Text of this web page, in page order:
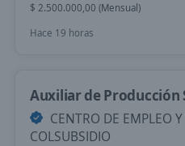
$ 2.500.000,00 (Mensual)
Hace 19 horas
Auxiliar de Producción
CENTRO DE EMPLEO
COLSUBSIDIO